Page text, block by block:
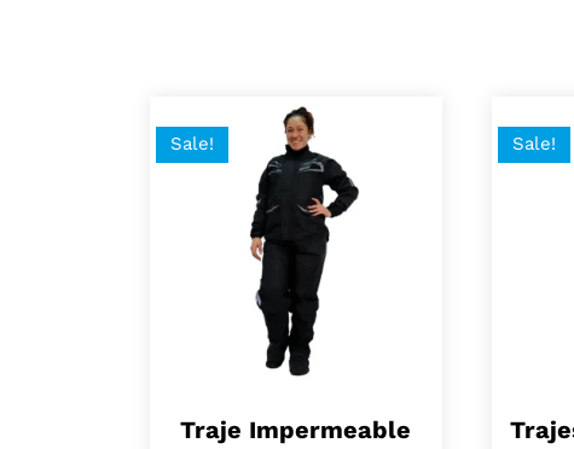
Sale!
Traje Impermeable
Sale!